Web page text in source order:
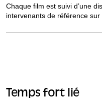
Chaque film est suivi d’une
intervenants de référence sur
Temps fort lié